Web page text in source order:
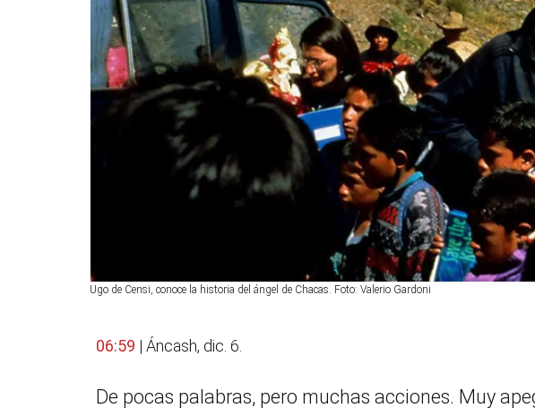
Ugo de Censi, conoce la historia del ángel de Chacas. Foto: Valerio Gardoni
06:59 | Áncash, dic. 6.
De pocas palabras, pero muchas acciones. Muy